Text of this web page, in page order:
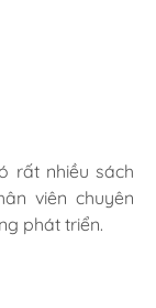
rất nhiều sách
viên chuyên
phát triển.
rất nhiều sách
viên chuyên
phát triển.
rất nhiều sách
viên chuyên
phát triển.